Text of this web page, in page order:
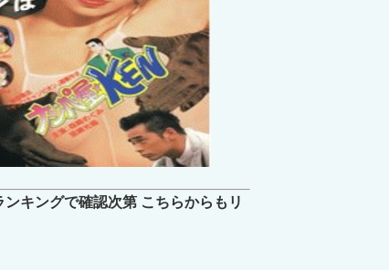
マスカット
キングで確認次第 こちらからもリ